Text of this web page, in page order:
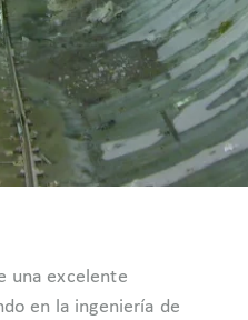
una excelente
en la ingeniería de